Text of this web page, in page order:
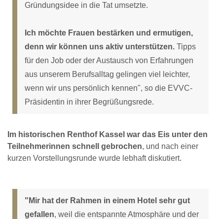
Gründungsidee in die Tat umsetzte.
Ich möchte Frauen bestärken und ermutigen,
denn wir können uns aktiv unterstützen. Tipps
für den Job oder der Austausch von Erfahrungen
aus unserem Berufsalltag gelingen viel leichter,
wenn wir uns persönlich kennen", so die EVVC-
Präsidentin in ihrer Begrüßungsrede.
Im historischen Renthof Kassel war das Eis unter den
Teilnehmerinnen schnell gebrochen, und nach einer
kurzen Vorstellungsrunde wurde lebhaft diskutiert.
"Mir hat der Rahmen in einem Hotel sehr gut
gefallen, weil die entspannte Atmosphäre und der